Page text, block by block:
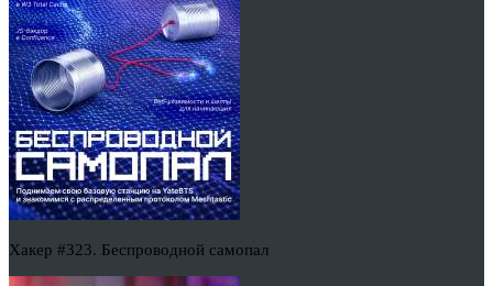
Хакер #323. Беспроводной самопал